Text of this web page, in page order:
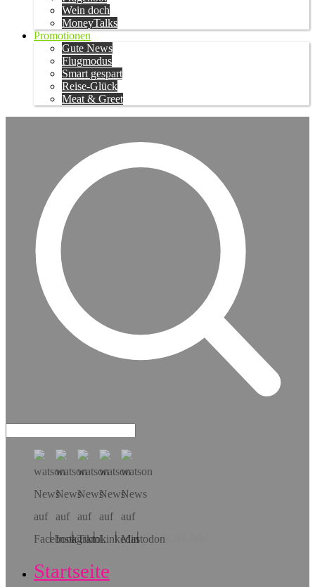
Wein doch
MoneyTalks
Promotionen
Gute News
Flugmodus
Smart gespart
Reise-Glück
Meat & Greet
Hol dir die App!
Startseite